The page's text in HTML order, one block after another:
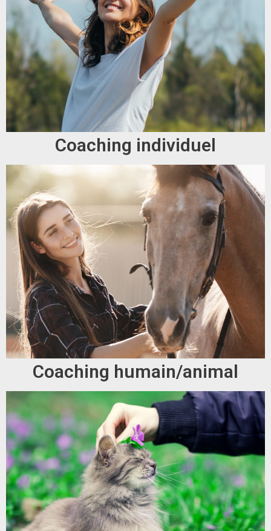
Coaching individuel
Coaching humain/animal